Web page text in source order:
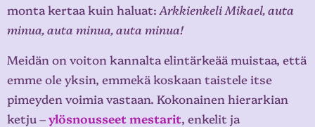
monta kertaa kuin haluat: Arkkienkeli Mikael, auta
minua, auta minua, auta minua!
Meidän on voiton kannalta elintärkeää muistaa, että
emme ole yksin, emmekä koskaan taistele itse
pimeyden voimia vastaan. Kokonainen hierarkian
ketju –ylösnousseet mestarit, enkelit ja